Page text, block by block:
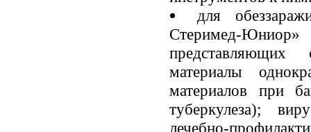
для
Стеримед-
материалы
материалов при
туберкулеза);
лечебно-